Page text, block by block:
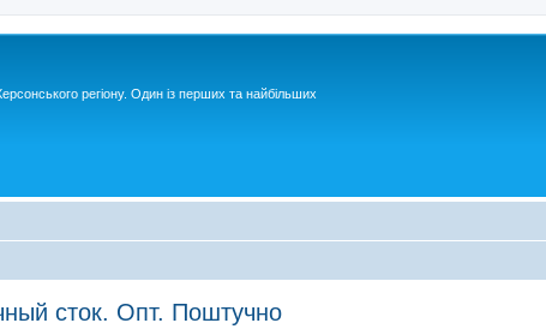
регіону. Один із перших та найбільших
сток. Опт. Поштучно